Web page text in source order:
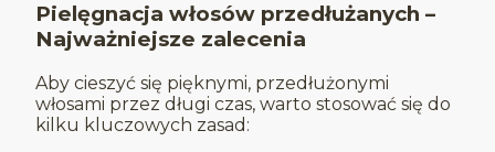
Pielęgnacja włosów przedłużanych –
Najważniejsze zalecenia
Aby cieszyć się pięknymi, przedłużonymi
włosami przez długi czas, warto stosować się do
kilku kluczowych zasad: